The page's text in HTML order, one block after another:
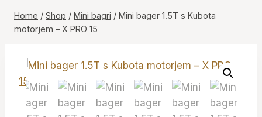
Home / Shop / Mini bagri / Mini bager 1.5T s Kubota
motorjem – X PRO 15